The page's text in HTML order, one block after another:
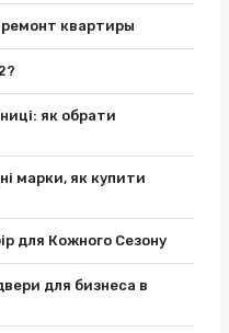
квартиры
як обрати
марки, як купити
для Кожного Сезону
для бизнеса в